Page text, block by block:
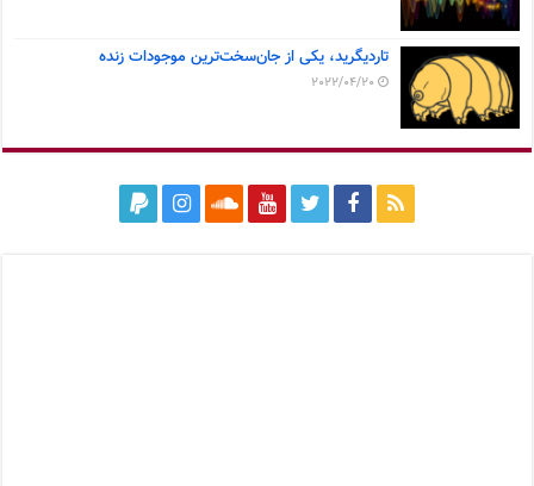
تاردیگرید، یکی از جان‌سخت‌ترین موجودات زنده
2022/04/20